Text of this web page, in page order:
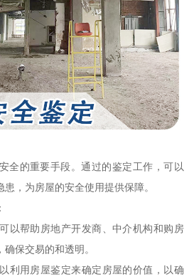
全的重要手段。通过的鉴定工作，可以
，为房屋的安全使用提供保障。
以帮助房地产开发商、中介机构和购房
保交易的和透明。
利用房屋鉴定来确定房屋的价值，以确